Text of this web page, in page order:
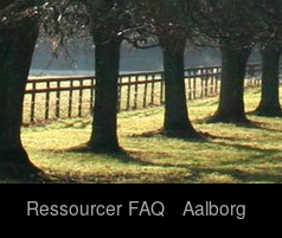
Ressourcer FAQ
Aalborg